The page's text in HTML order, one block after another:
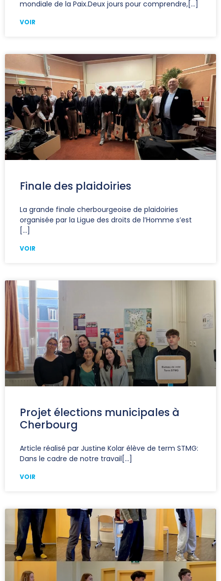
mondiale de la Paix.Deux jours pour comprendre,
VOIR
Finale des plaidoiries
La grande finale cherbourgeoise de plaidoiries
organisée par la Ligue des droits de l’Homme s’est
VOIR
Projet élections municipales à
Cherbourg
Article réalisé par Justine Kolar élève de term STMG:
Dans le cadre de notre travail
VOIR